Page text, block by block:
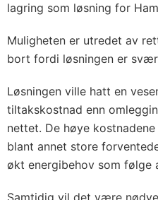
lagring som løsning for
Muligheten er utredet av
bort fordi løsningen er
Løsningen ville hatt en
tiltakskostnad enn
nettet. De høye
blant annet store
økt energibehov som følge
Samtidig vil det være